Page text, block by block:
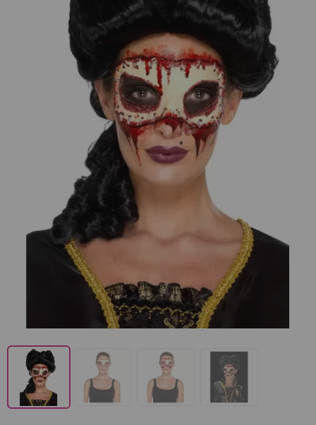
¡Adelante! Te estabamos esperando.
CREAR CUENTA